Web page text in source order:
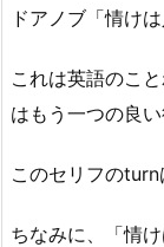
ドアノブ「情け
これは英語のこ
はもう一つの良
このセリフのturn
ちなみに、「情